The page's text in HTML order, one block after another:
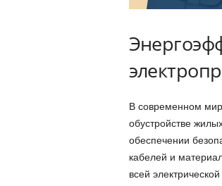
В современном
обустройстве
обеспечении
кабелей и
всей